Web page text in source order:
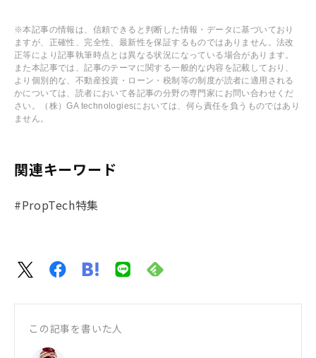
※本記事の情報は、信頼できると判断した情報・データに基づいており
ますが、正確性、完全性、最新性を保証するものではありません。法改
正等により記事執筆時点とは異なる状況になっている場合があります。
また本記事では、記事のテーマに関する一般的な内容を記載しており、
より個別的な、不動産投資・ローン・税制等の制度が読者に適用される
かについては、読者において各記事の分野の専門家にお問い合わせくだ
さい。（株）GA technologiesにおいては、何ら責任を負うものではあり
ません。
関連キーワード
#PropTech特集
この記事を書いた人